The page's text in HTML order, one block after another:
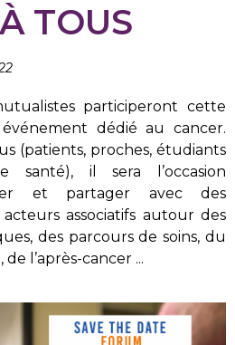
TOUS
participeront cette
dédié au cancer.
(patients, proches, étudiants
santé), il sera l’occasion
et partager avec des
associatifs autour des
des parcours de soins, du
l’après-cancer ...